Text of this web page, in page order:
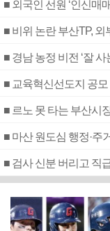
■ 외국인 선원 ‘인신매
■ 비위 논란 부산TP, 외
■ 경남 농정 비전 ‘잘
■ 교육혁신선도지 공모
■ 르노 못 타는 부산시
■ 마산 원도심 행정·주